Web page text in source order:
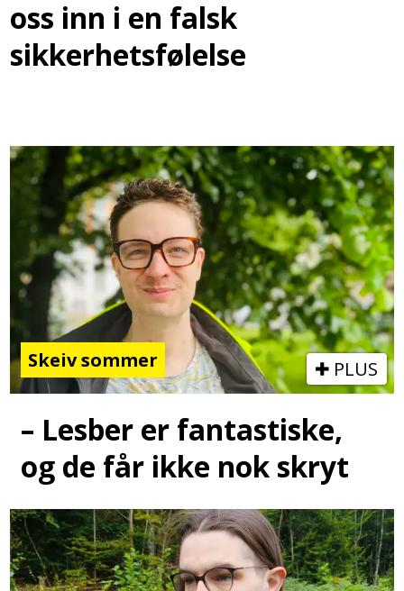
oss inn i en falsk
sikkerhetsfølelse
Skeiv sommer PLUS
– Lesber er fantastiske,
og de får ikke nok skryt